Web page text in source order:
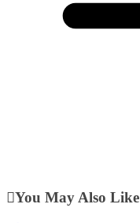
You May Also Like